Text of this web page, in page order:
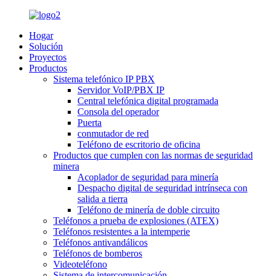
Hogar
Solución
Proyectos
Productos
Sistema telefónico IP PBX
Servidor VoIP/PBX IP
Central telefónica digital programada
Consola del operador
Puerta
conmutador de red
Teléfono de escritorio de oficina
Productos que cumplen con las normas de seguridad
minera
Acoplador de seguridad para minería
Despacho digital de seguridad intrínseca con
salida a tierra
Teléfono de minería de doble circuito
Teléfonos a prueba de explosiones (ATEX)
Teléfonos resistentes a la intemperie
Teléfonos antivandálicos
Teléfonos de bomberos
Videoteléfono